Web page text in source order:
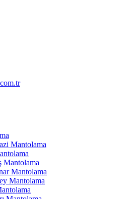
Mantolama
Mantolama
Mantolama
Mantolama